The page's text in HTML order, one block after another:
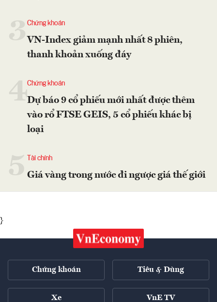
Chứng khoán
VN-Index giảm mạnh nhất 8 phiên,
thanh khoản xuống đáy
4Chứng khoán
Dự báo 9 cổ phiếu mới nhất được thêm
vào rổ FTSE GEIS, 5 cổ phiếu khác bị
loại
Tài chính
Giá vàng trong nước đi ngược giá thế giới
}
Chứng khoán Tiêu & Dùng
Xe VnE TV